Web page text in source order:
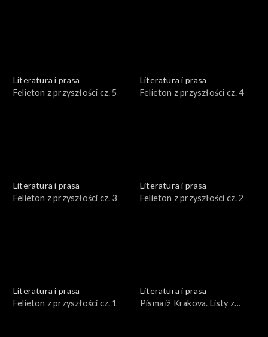
Literatura i prasa
Felieton z przyszłości cz. 5
Literatura i prasa
Felieton z przyszłości cz. 4
Literatura i prasa
Felieton z przyszłości cz. 3
Literatura i prasa
Felieton z przyszłości cz. 2
Literatura i prasa
Felieton z przyszłości cz. 1
Literatura i prasa
Pisma iż Krakova. Listy z